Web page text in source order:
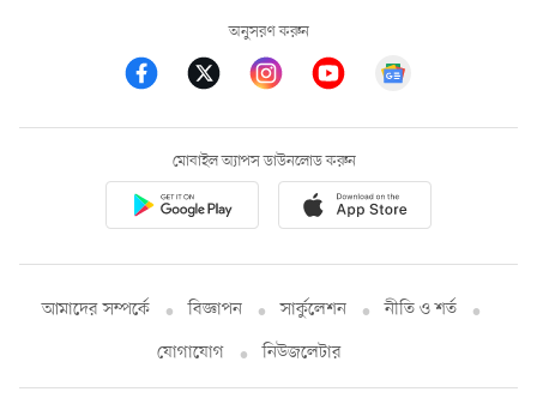
অনুসরণ করুন
মোবাইল অ্যাপস ডাউনলোড করুন
আমাদের সম্পর্কে বিজ্ঞাপন সার্কুলেশন
নীতি ও শর্ত
যোগাযোগ
নিউজলেটার